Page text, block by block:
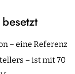
– eine Referenz
– ist mit 70